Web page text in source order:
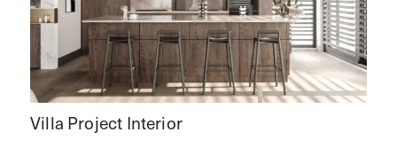
Villa Project Interior